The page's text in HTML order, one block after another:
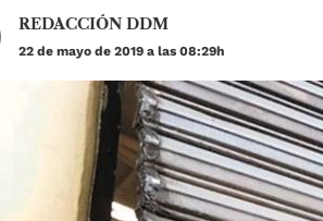
REDACCIÓN DDM
22 de mayo de 2019 a las 08:29h